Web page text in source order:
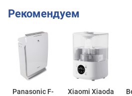
Рекомендуем
Panasonic F-
Xiaomi Xiaoda